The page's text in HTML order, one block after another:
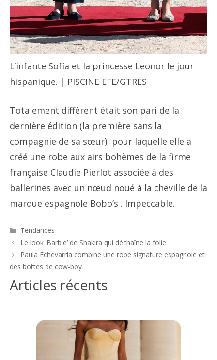
L’infante Sofía et la princesse Leonor le jour
hispanique. | PISCINE EFE/GTRES
Totalement différent était son pari de la
dernière édition (la première sans la
compagnie de sa sœur), pour laquelle elle a
créé une robe aux airs bohèmes de la firme
française Claudie Pierlot associée à des
ballerines avec un nœud noué à la cheville de la
marque espagnole Bobo’s . Impeccable.
Catégories
Tendances
Navigation
des
Le look ‘Barbie’ de Shakira qui déchaîne la folie
Paula Echevarría combine une robe signature espagnole et
des bottes de cow-boy
Articles récents